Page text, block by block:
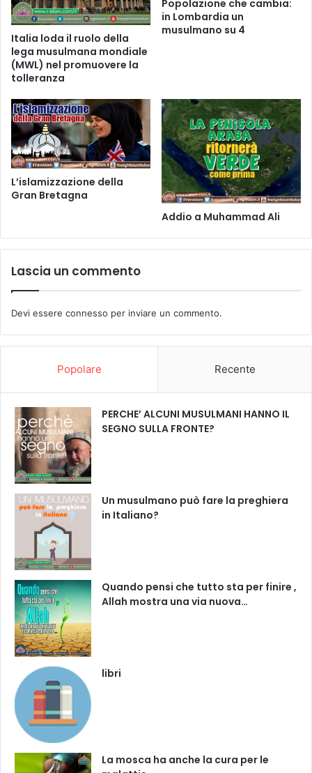
Italia loda il ruolo della
lega musulmana mondiale
(MWL) nel promuovere la
tolleranza
Popolazione che cambia:
in Lombardia un
musulmano su 4
L’islamizzazione della
Gran Bretagna
Addio a Muhammad Ali
Lascia un commento
Devi essere connesso per inviare un commento.
Popolare Recente
PERCHE’ ALCUNI MUSULMANI HANNO IL
SEGNO SULLA FRONTE?
Un musulmano può fare la preghiera
in Italiano?
Quando pensi che tutto sta per finire ,
Allah mostra una via nuova…
libri
La mosca ha anche la cura per le